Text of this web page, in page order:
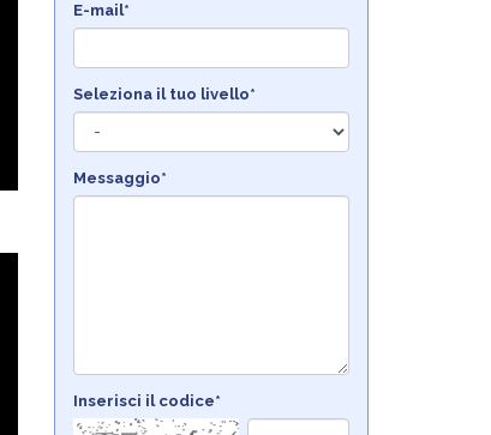
E-mail*
Seleziona il tuo livello*
Messaggio*
Inserisci il codice*